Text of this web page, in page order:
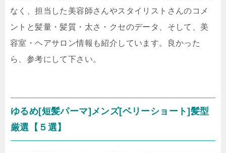
なく、担当した美容師さんやスタイリストさんのコメ
ントと髪量・髪質・太さ・クセのデータ、そして、美
容室・ヘアサロン情報も紹介しています。良かった
ら、参考にして下さい。
ゆるめ[短髪パーマ]メンズ[ベリーショート]髪型
厳選【５選】